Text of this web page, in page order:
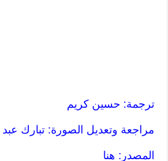
ترجمة: حسين كريم
مراجعة وتعديل الصورة: تبارك عبد
المصدر: هنا